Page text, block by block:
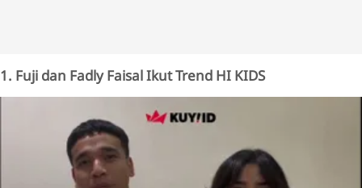
1. Fuji dan Fadly Faisal Ikut Trend HI KIDS